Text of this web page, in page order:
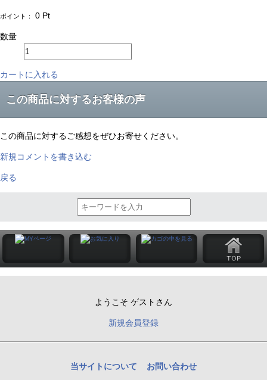
ポイント： 0 Pt
数量
カートに入れる
この商品に対するお客様の声
この商品に対するご感想をぜひお寄せください。
新規コメントを書き込む
戻る
ようこそ ゲストさん
新規会員登録
当サイトについて お問い合わせ